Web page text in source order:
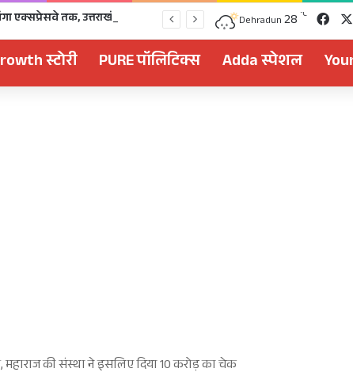
Dehradun 28 ℃
स्टोरी PURE पॉलिटिक्स Adda स्पेशल
महाराज की संस्था ने इसलिए दिया 10 करोड़ का चेक